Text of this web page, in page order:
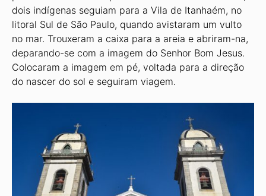
dois indígenas seguiam para a Vila de Itanhaém, no
litoral Sul de São Paulo, quando avistaram um vulto
no mar. Trouxeram a caixa para a areia e abriram-na,
deparando-se com a imagem do Senhor Bom Jesus.
Colocaram a imagem em pé, voltada para a direção
do nascer do sol e seguiram viagem.